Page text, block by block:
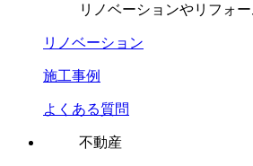
リノベーションやリフォ
リノベーション
施工事例
よくある質問
不動産